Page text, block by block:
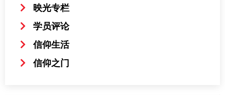
映光专栏
学员评论
信仰生活
信仰之门